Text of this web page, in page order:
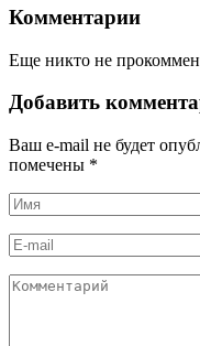
Комментарии
Еще никто не
Добавить
Ваш e-mail не будет
помечены *